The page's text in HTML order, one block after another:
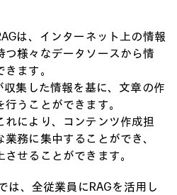
は、インターネット上の情報
つ様々なデータソースから情
ます。
収集した情報を基に、文章の作
うことができます。
れにより、コンテンツ作成担
務に集中することができ、
せることができます。
は、全従業員にRAGを活用し